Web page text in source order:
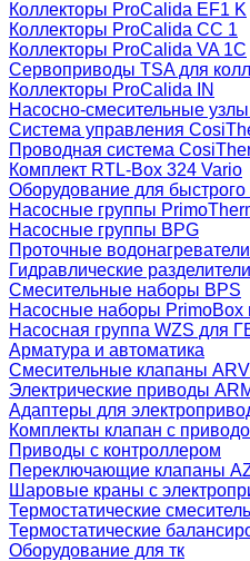
Коллекторы ProCalida EF1 K
Коллекторы ProCalida CC 1
Коллекторы ProCalida VA 1C
Сервоприводы TSA для
Коллекторы ProCalida IN
Насосно-смесительные
Система управления
Проводная система
Комплект RTL‑Box 324 Vario
Оборудование для
Насосные группы
Насосные группы BPG
Проточные
Гидравлические
Смесительные наборы BPS
Насосные наборы
Насосная группа WZS для
Арматура и автоматика
Смесительные клапаны
Электрические приводы
Адаптеры для
Комплекты клапан с
Приводы с контроллером
Переключающие клапаны
Шаровые краны с
Термостатические
Термостатические
Оборудование для тк